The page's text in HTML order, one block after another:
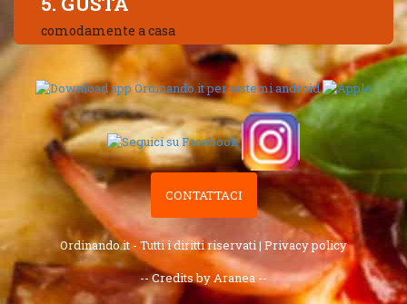
comodamente a casa
CONTATTACI
Ordinando.it - Tutti i diritti riservati | Privacy policy
-- Credits by Aranea --